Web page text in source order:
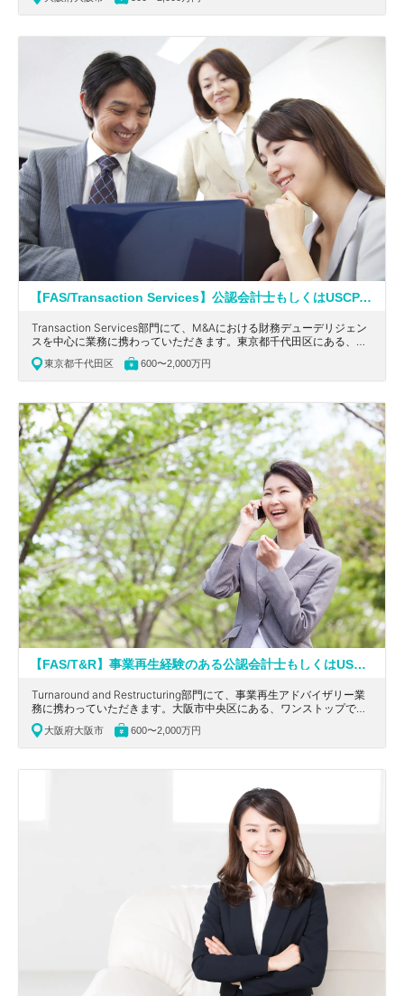
【FAS/Transaction Services】公認会計士もしくはUSCPA必須！英語を活かせる！ワンストップでソリューションを提供している大手会計系コンサルティングファーム
Transaction Services部門にて、M&Aにおける財務デューデリジェン
スを中心に業務に携わっていただきます。東京都千代田区にある、ワ
ンストップで統合的にソリューションを提供している大手会計系コン
サルティングファームの求人です。
東京都千代田区 600〜2,000万円
【FAS/T&R】事業再生経験のある公認会計士もしくはUSCPA有資格者歓迎！ワンストップでソリューションを提供している大手会計系コンサルティングファーム
Turnaround and Restructuring部門にて、事業再生アドバイザリー業
務に携わっていただきます。大阪市中央区にある、ワンストップで統
合的にソリューションを提供している大手会計系コンサルティングフ
ァームの求人です。
大阪府大阪市 600〜2,000万円